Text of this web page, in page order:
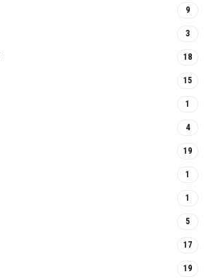
9
3
18
15
1
4
19
1
1
5
17
19